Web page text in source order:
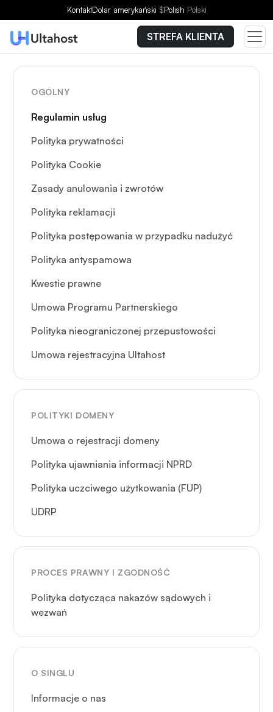
KontaktDolar amerykański $Polish Polski
STREFA KLIENTA
OGÓLNY
Regulamin usług
Polityka prywatności
Polityka Cookie
Zasady anulowania i zwrotów
Polityka reklamacji
Polityka postępowania w przypadku nadużyć
Polityka antyspamowa
Kwestie prawne
Umowa Programu Partnerskiego
Polityka nieograniczonej przepustowości
Umowa rejestracyjna Ultahost
POLITYKI DOMENY
Umowa o rejestracji domeny
Polityka ujawniania informacji NPRD
Polityka uczciwego użytkowania (FUP)
UDRP
PROCES PRAWNY I ZGODNOŚĆ
Polityka dotycząca nakazów sądowych i
wezwań
O SINGLU
Informacje o nas